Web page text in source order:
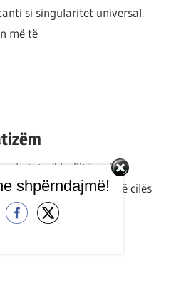
si singularitet universal.
më të
në kufijtë e një
një thashethemnajë së cilës
shpërndajmë!